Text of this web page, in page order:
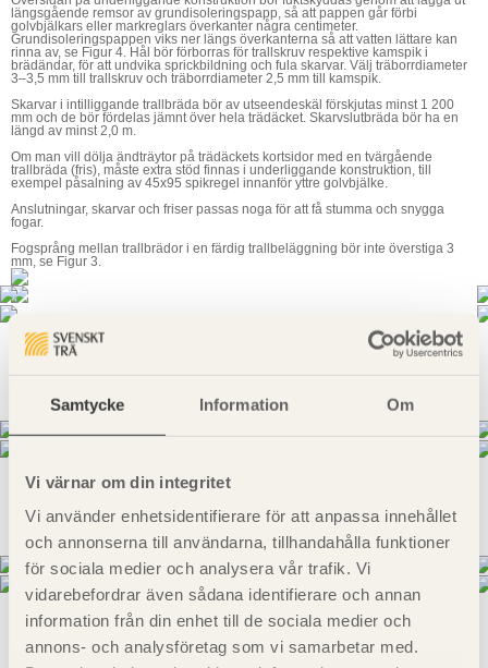
Samtycke Information Om
Vi värnar om din integritet
Vi använder enhetsidentifierare för att anpassa innehållet
och annonserna till användarna, tillhandahålla funktioner
för sociala medier och analysera vår trafik. Vi
vidarebefordrar även sådana identifierare och annan
information från din enhet till de sociala medier och
annons- och analysföretag som vi samarbetar med.
längsgående remsor av grundisoleringspapp, så att pappen går förbi
golvbjälkars eller markreglars överkanter några centimeter.
Grundisoleringspappen viks ner längs överkanterna så att vatten lättare kan
rinna av, se Figur 4. Hål bör förborras för trallskruv respektive kamspik i
brädändar, för att undvika sprickbildning och fula skarvar. Välj träborrdiameter
3–3,5 mm till trallskruv och träborrdiameter 2,5 mm till kamspik.
Skarvar i intilliggande trallbräda bör av utseendeskäl förskjutas minst 1 200
mm och de bör fördelas jämnt över hela trädäcket. Skarvslutbräda bör ha en
längd av minst 2,0 m.
Om man vill dölja ändträytor på trädäckets kortsidor med en tvärgående
trallbräda (fris), måste extra stöd finnas i underliggande konstruktion, till
exempel påsalning av 45x95 spikregel innanför yttre golvbjälke.
Anslutningar, skarvar och friser passas noga för att få stumma och snygga
fogar.
Fogsprång mellan trallbrädor i en färdig trallbeläggning bör inte överstiga 3
mm, se Figur 3.
inte djupare.
Figur 3. Färdig trallbeläggning bör i samband med läggningen ha fogsprång
Figur 4. Skarvar på mindre altaner eller trädäck bör undvikas. På större altaner